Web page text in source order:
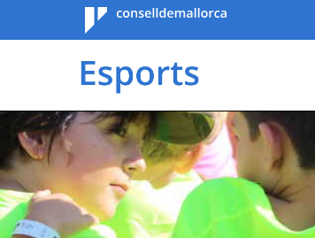
Consell de
Mallorca